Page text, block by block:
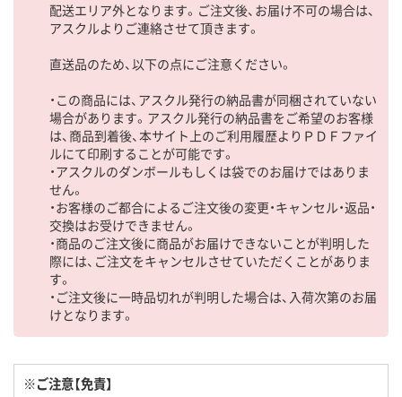
配送エリア外となります。ご注文後、お届け不可の場合は、
アスクルよりご連絡させて頂きます。
直送品のため、以下の点にご注意ください。
・この商品には、アスクル発行の納品書が同梱されていない
場合があります。アスクル発行の納品書をご希望のお客様
は、商品到着後、本サイト上のご利用履歴よりＰＤＦファイ
ルにて印刷することが可能です。
・アスクルのダンボールもしくは袋でのお届けではありま
せん。
・お客様のご都合によるご注文後の変更・キャンセル・返品・
交換はお受けできません。
・商品のご注文後に商品がお届けできないことが判明した
際には、ご注文をキャンセルさせていただくことがありま
す。
・ご注文後に一時品切れが判明した場合は、入荷次第のお届
けとなります。
※ご注意【免責】